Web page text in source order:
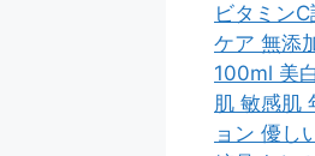
ビタミン
ケア 無添
100ml 美
肌 敏感肌
ョン 優し